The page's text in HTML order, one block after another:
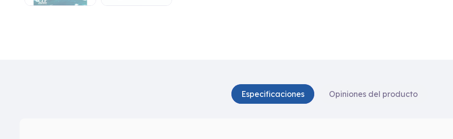
Especificaciones Opiniones del producto